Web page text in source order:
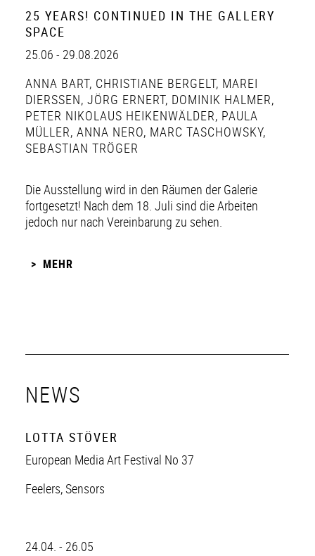
25 YEARS! CONTINUED IN THE GALLERY
SPACE
25.06 - 29.08.2026
ANNA BART, CHRISTIANE BERGELT, MAREI
DIERSSEN , JÖRG ERNERT, DOMINIK HALMER,
PETER NIKOLAUS HEIKENWÄLDER, PAULA
MÜLLER, ANNA NERO, MARC TASCHOWSKY,
SEBASTIAN TRÖGER
Die Ausstellung wird in den Räumen der Galerie
fortgesetzt! Nach dem 18. Juli sind die Arbeiten
jedoch nur nach Vereinbarung zu sehen.
MEHR
NEWS
LOTTA STÖVER
European Media Art Festival No 37
Feelers, Sensors
24.04. - 26.05